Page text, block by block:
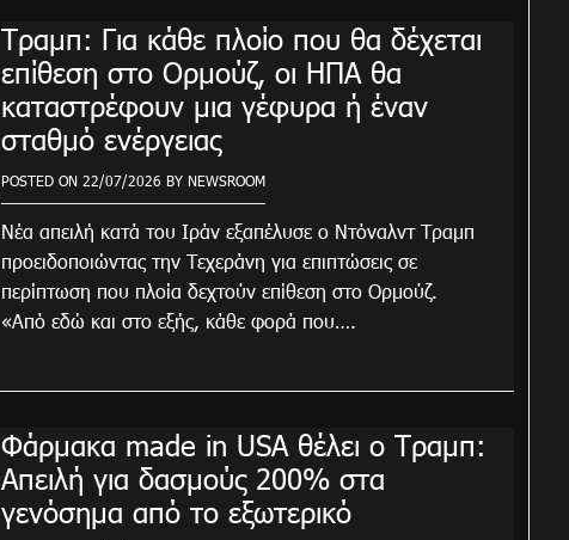
Τραμπ: Για κάθε πλοίο που θα δέχεται
επίθεση στο Ορμούζ, οι ΗΠΑ θα
καταστρέφουν μια γέφυρα ή έναν
σταθμό ενέργειας
POSTED ON 22/07/2026 BY NEWSROOM
Νέα απειλή κατά του Ιράν εξαπέλυσε ο Ντόναλντ Τραμπ
προειδοποιώντας την Τεχεράνη για επιπτώσεις σε
περίπτωση που πλοία δεχτούν επίθεση στο Ορμούζ.
«Από εδώ και στο εξής, κάθε φορά που….
Φάρμακα made in USA θέλει ο Τραμπ:
Απειλή για δασμούς 200% στα
γενόσημα από το εξωτερικό